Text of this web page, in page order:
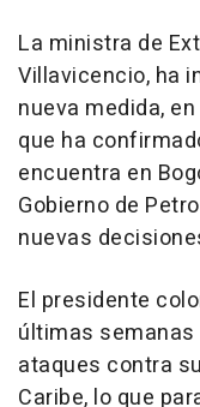
La ministra de
Villavicencio, ha
nueva medida,
que ha
encuentra en
Gobierno de
nuevas
El presidente
últimas
ataques contra
Caribe, lo que